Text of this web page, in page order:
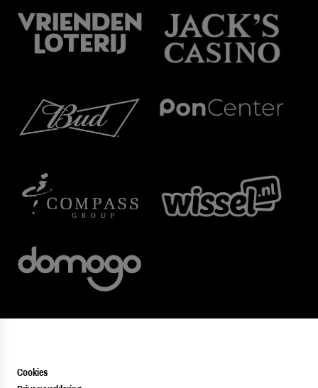
Cookies